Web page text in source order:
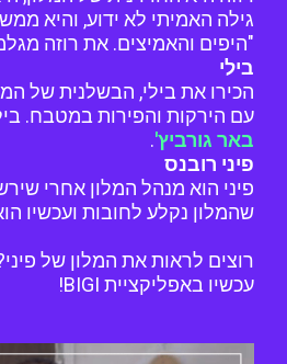
גילה האמיתי לא ידוע, והיא
"היפים והאמיצים. את רוזה
בילי
הכירו את בילי, הבשלנית של
עם הירקות והפירות במטבח.
באר גורביץ'.
פיני רובנס
פיני הוא מנהל המלון אחרי
שהמלון נקלע לחובות ועכשיו
רוצים לראות את המלון של
עכשיו באפליקציית BIGI!